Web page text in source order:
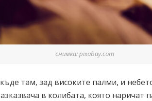
снимка: pixabay.com
там, зад високите палми, и
в колибата, която наричат